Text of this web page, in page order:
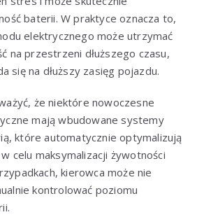
baterii. W praktyce oznacza to,
elektrycznego może utrzymać
na przestrzeni dłuższego czasu,
się na dłuższy zasięg pojazdu.
że niektóre nowoczesne
mają wbudowane systemy
które automatycznie optymalizują
celu maksymalizacji żywotności
kierowca może nie
kontrolować poziomu